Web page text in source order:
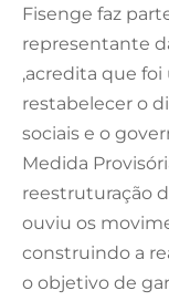
Fisenge faz
representante
,acredita que
restabelecer o
sociais e o
Medida
reestruturação
ouviu os
construindo a
o objetivo de